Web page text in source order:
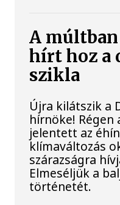
A múltban
hírt hoz a
szikla
Újra kilátszik a
hírnöke!
jelentett az
klímaváltozás
szárazságra
Elmeséljük a
történetét.